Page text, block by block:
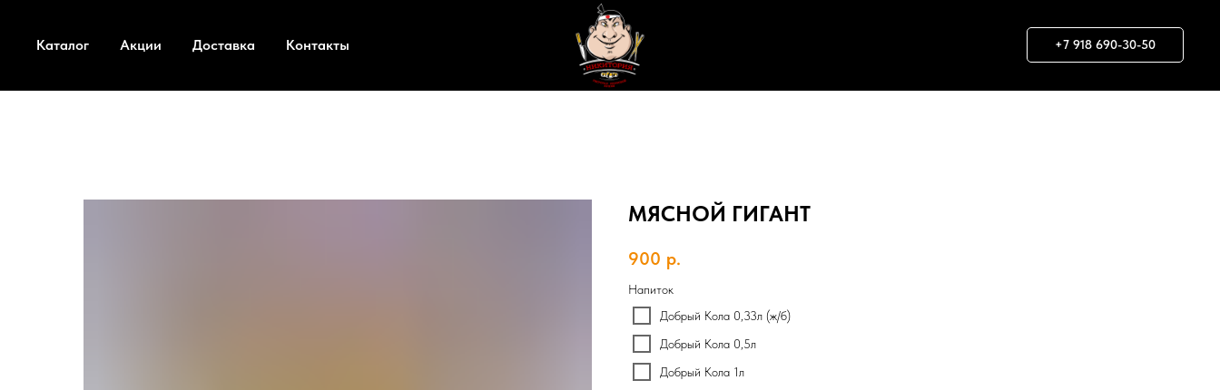
Каталог Акции Доставка Контакты +7 918 690-30-50
МЯСНОЙ ГИГАНТ
900 р.
Напиток
Добрый Кола 0,33л (ж/б)
Добрый Кола 0,5л
Добрый Кола 1л